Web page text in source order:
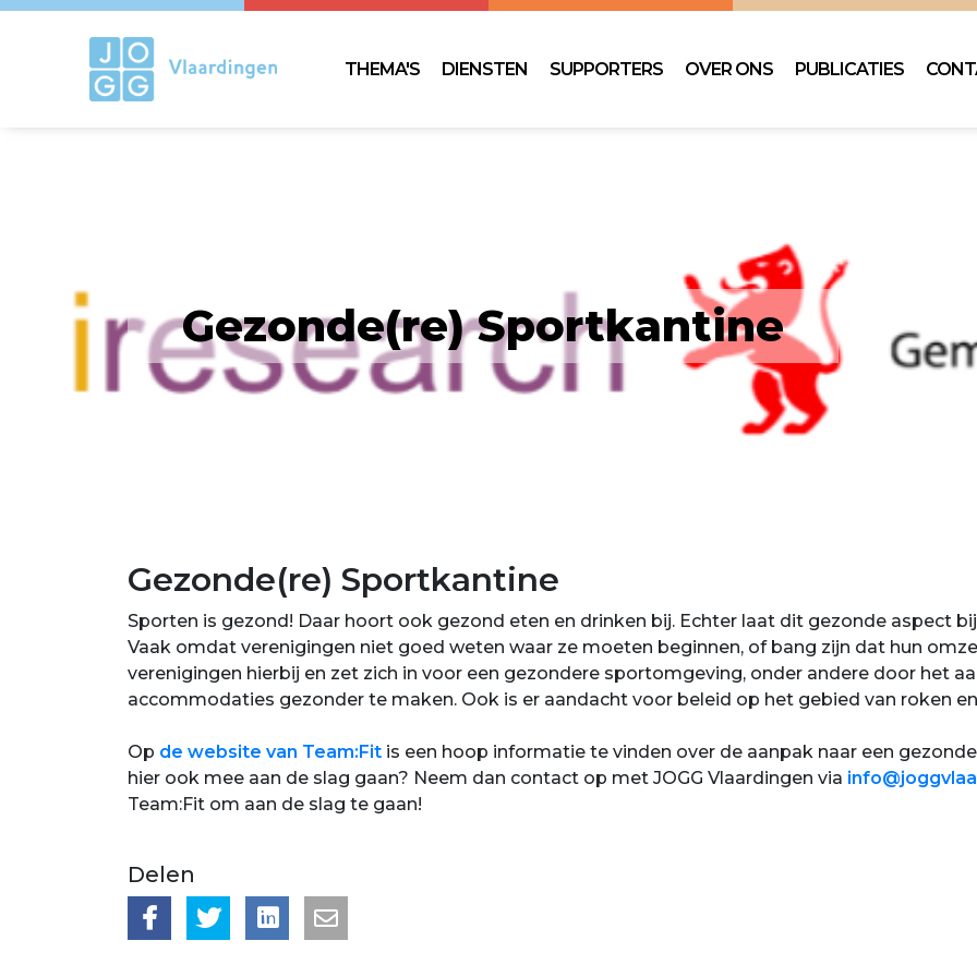
THEMA'S DIENSTEN SUPPORTERS OVER ONS PUBLICATIES
Gezonde(re) Sportkantine
Gezonde(re) Sportkantine
Sporten is gezond! Daar hoort ook gezond eten en drinken bij. Echter laat dit gezonde aspect
Vaak omdat verenigingen niet goed weten waar ze moeten beginnen, of bang zijn dat hun
verenigingen hierbij en zet zich in voor een gezondere sportomgeving, onder andere door het
accommodaties gezonder te maken. Ook is er aandacht voor beleid op het gebied van roken
Op de website van Team:Fit is een hoop informatie te vinden over de aanpak naar een
hier ook mee aan de slag gaan? Neem dan contact op met JOGG Vlaardingen via
Team:Fit om aan de slag te gaan!
Delen